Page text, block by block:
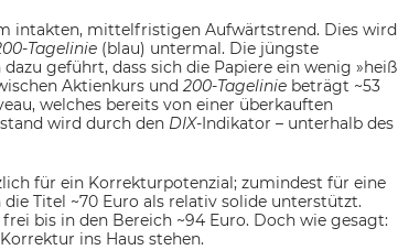
intakten, mittelfristigen Aufwärtstrend. Dies wird
Tagelinie (blau) untermal. Die jüngste
geführt, dass sich die Papiere ein wenig »heiß
Aktienkurs und 200-Tagelinie beträgt ~53
welches bereits von einer überkauften
wird durch den DIX-Indikator – unterhalb des
für ein Korrekturpotenzial; zumindest für eine
Titel ~70 Euro als relativ solide unterstützt.
bis in den Bereich ~94 Euro. Doch wie gesagt:
ins Haus stehen.